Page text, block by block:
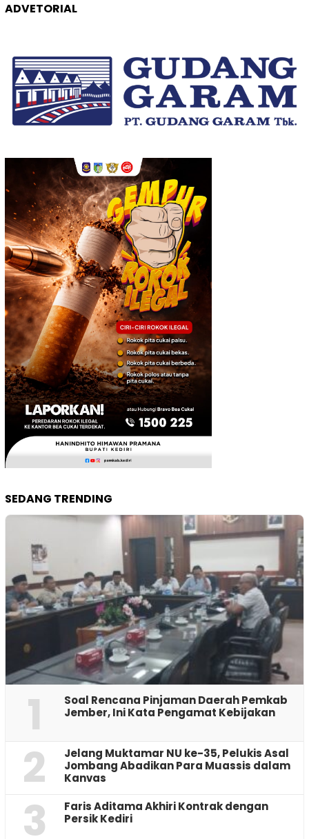
ADVETORIAL
SEDANG TRENDING
1
‎Soal Rencana Pinjaman Daerah Pemkab
Jember, Ini Kata Pengamat Kebijakan ‎
2
Jelang Muktamar NU ke-35, Pelukis Asal
Jombang Abadikan Para Muassis dalam
Kanvas
3
Faris Aditama Akhiri Kontrak dengan
Persik Kediri